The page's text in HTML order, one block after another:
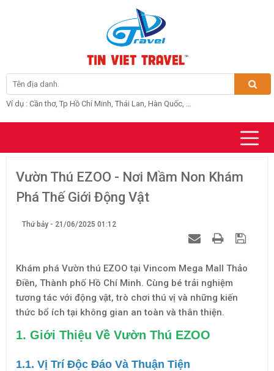
Ví dụ : Cần thơ, Tp Hồ Chí Minh, Thái Lan, Hàn Quốc, ...
Vườn Thú EZOO - Nơi Mầm Non Khám
Phá Thế Giới Động Vật
Thứ bảy - 21/06/2025 01:12
Khám phá Vườn thú EZOO tại Vincom Mega Mall Thảo
Điền, Thành phố Hồ Chí Minh. Cùng bé trải nghiệm
tương tác với động vật, trò chơi thú vị và những kiến
thức bổ ích tại không gian an toàn và thân thiện.
1. Giới Thiệu Về Vườn Thú EZOO
1.1. Vị Trí Độc Đáo Và Thuận Tiện